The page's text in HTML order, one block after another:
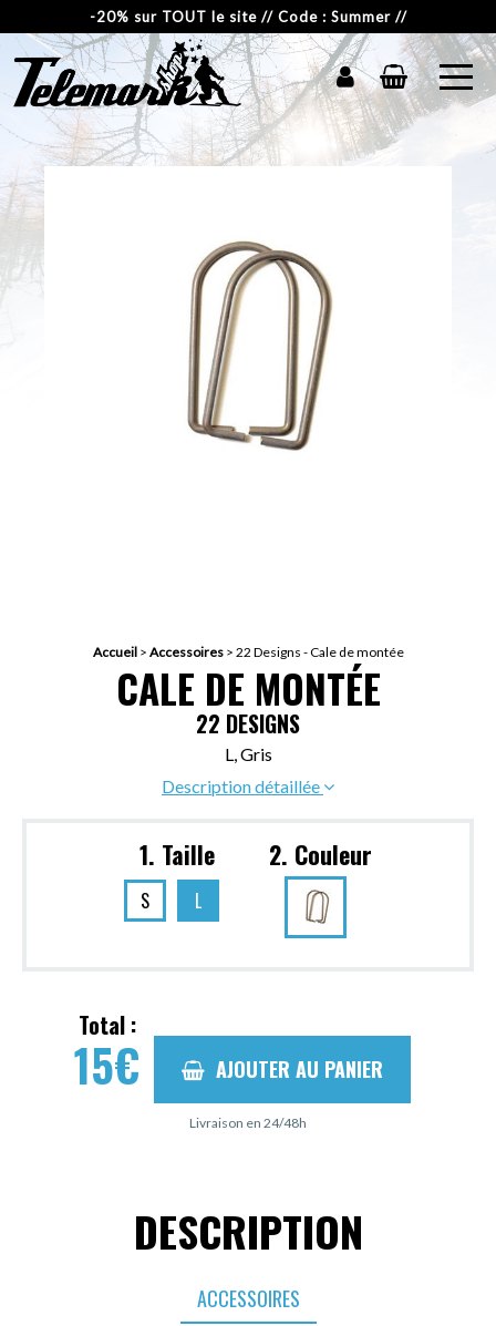
-20% sur TOUT le site // Code : Summer //
Accueil> Accessoires> 22 Designs - Cale de montée
CALE DE MONTÉE
22 DESIGNS
L, Gris
Description détaillée
1. Taille
S L
2. Couleur
Total :
15€ AJOUTER AU PANIER
Livraison en 24/48h
DESCRIPTION
ACCESSOIRES